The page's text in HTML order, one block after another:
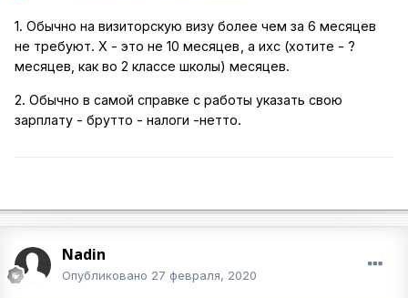
1. Обычно на визиторскую визу более чем за 6 месяцев
не требуют. Х - это не 10 месяцев , а ихс (хотите - ?
месяцев, как во 2 классе школы) месяцев.
2. Обычно в самой справке с работы указать свою
зарплату - брутто - налоги -нетто.
Nadin
Опубликовано 27 февраля, 2020